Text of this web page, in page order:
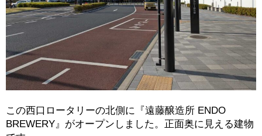
この西口ロータリーの北側に『遠藤醸造所 ENDO
BREWERY』がオープンしました。正面奥に見える建物